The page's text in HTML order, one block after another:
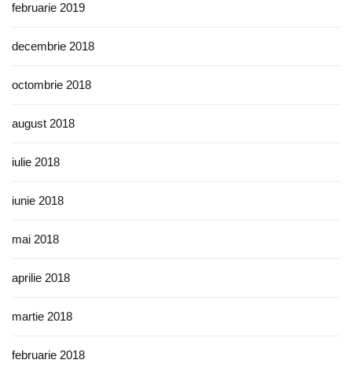
februarie 2019
decembrie 2018
octombrie 2018
august 2018
iulie 2018
iunie 2018
mai 2018
aprilie 2018
martie 2018
februarie 2018